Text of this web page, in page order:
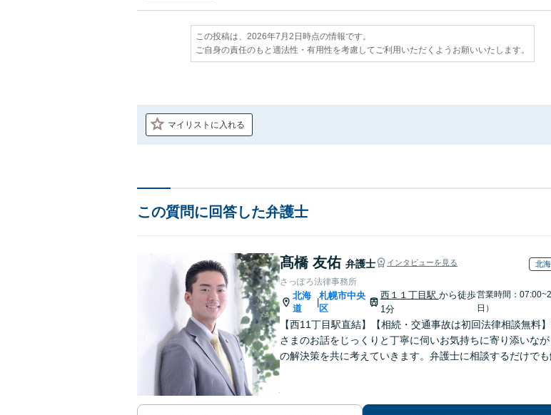
この投稿は、2026年7月2日時点の情報です。
ご自身の責任のもと適法性・有用性を考慮してご利用いただくようお願いいたします。
マイリストに入れる
この質問に回答した弁護士
髙橋 友佑 弁護士 インタビューを見る 北
さっぽろ法律事務所
北海
道
札幌市中央
区
西１１丁目駅 から徒歩
1分
営業時間：
日）
【西11丁目駅直結】【相続・交通事故は初回法律相談無料
さまのお話をじっくりと丁寧に伺いお気持ちに寄り添いな
の解決策を共に考えていきます。弁護士に相談するだけでも